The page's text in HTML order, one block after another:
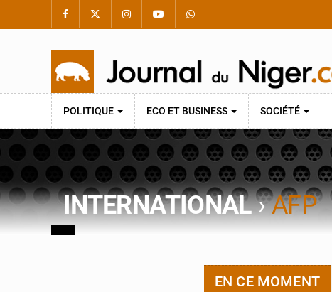
POLITIQUE ECO ET BUSINESS SOCIÉTÉ
INTERNATIONAL›AFP
EN CE MOMENT